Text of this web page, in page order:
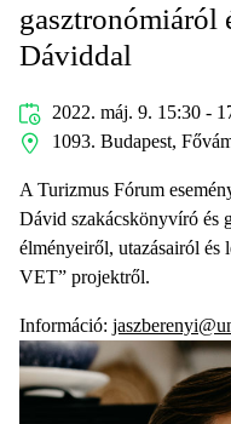
gasztronómiáról
Dáviddal
2022. máj. 9. 15:30 -
1093. Budapest,
A Turizmus Fórum
Dávid szakácskönyvíró és
élményeiről, utazásairól
VET” projektről.
Információ: